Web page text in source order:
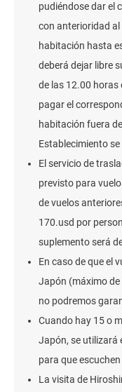
pudiéndose dar el
con anterioridad al
habitación hasta
deberá dejar libre
de las 12.00 horas
pagar el
habitación fuera
Establecimiento se
El servicio de
previsto para
de vuelos
170.usd por
suplemento será
En caso de que el
Japón (máximo
no podremos
Cuando hay 15 o
Japón, se utilizará
para que
La visita de